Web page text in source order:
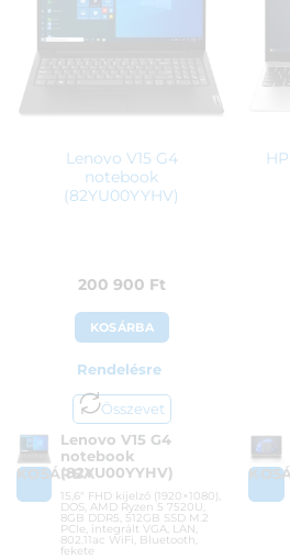
Lenovo V15 G4
notebook
(82YU00YYHV)
200 900 Ft
KOSÁRBA
Rendelésre
Összevet
KOSÁRBA
Lenovo V15 G4
notebook
(82YU00YYHV)
15,6″ FHD kijelző (1920×1080),
DOS, AMD Ryzen 5 7520U,
8GB DDR5, 512GB SSD M.2
PCIe, integrált VGA, LAN,
802.11ac WiFi, Bluetooth,
fekete